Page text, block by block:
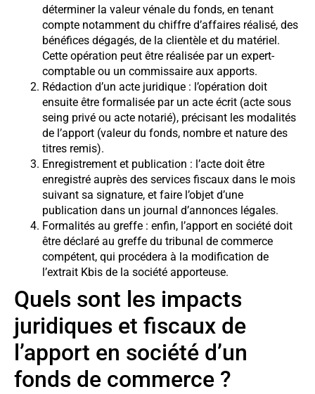
déterminer la valeur vénale du fonds, en tenant
compte notamment du chiffre d’affaires réalisé, des
bénéfices dégagés, de la clientèle et du matériel.
Cette opération peut être réalisée par un expert-
comptable ou un commissaire aux apports.
Rédaction d’un acte juridique : l’opération doit
ensuite être formalisée par un acte écrit (acte sous
seing privé ou acte notarié), précisant les modalités
de l’apport (valeur du fonds, nombre et nature des
titres remis).
Enregistrement et publication : l’acte doit être
enregistré auprès des services fiscaux dans le mois
suivant sa signature, et faire l’objet d’une
publication dans un journal d’annonces légales.
Formalités au greffe : enfin, l’apport en société doit
être déclaré au greffe du tribunal de commerce
compétent, qui procédera à la modification de
l’extrait Kbis de la société apporteuse.
Quels sont les impacts
juridiques et fiscaux de
l’apport en société d’un
fonds de commerce ?